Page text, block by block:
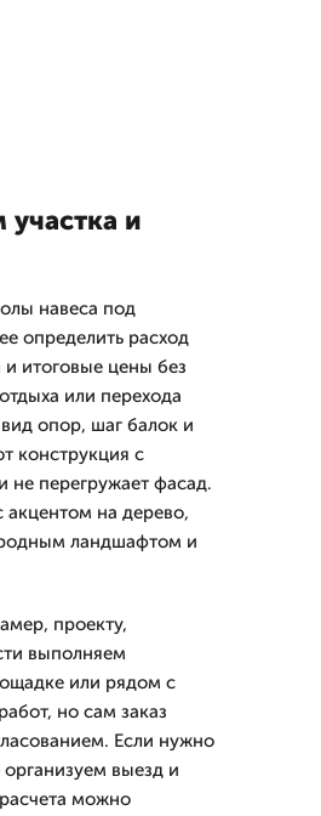
и
навеса под
определить расход
итоговые цены без
или перехода
опор, шаг балок и
конструкция с
не перегружает фасад.
на дерево,
ландшафтом и
проекту,
выполняем
или рядом с
но сам заказ
Если нужно
выезд и
можно